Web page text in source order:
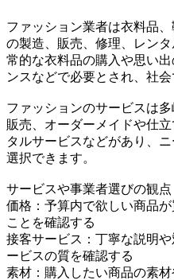
ファッション業者は衣料品
の製造、販売、修理、レン
常的な衣料品の購入や思い
ンスなどで必要とされ、社
ファッションのサービスは
販売、オーダーメイドや仕
タルサービスなどがあり、
選択できます。
サービスや事業者選びの観点
価格：予算内で欲しい商品
ことを確認する
接客サービス：丁寧な説明
ービスの質を確認する
素材：購入したい商品の素